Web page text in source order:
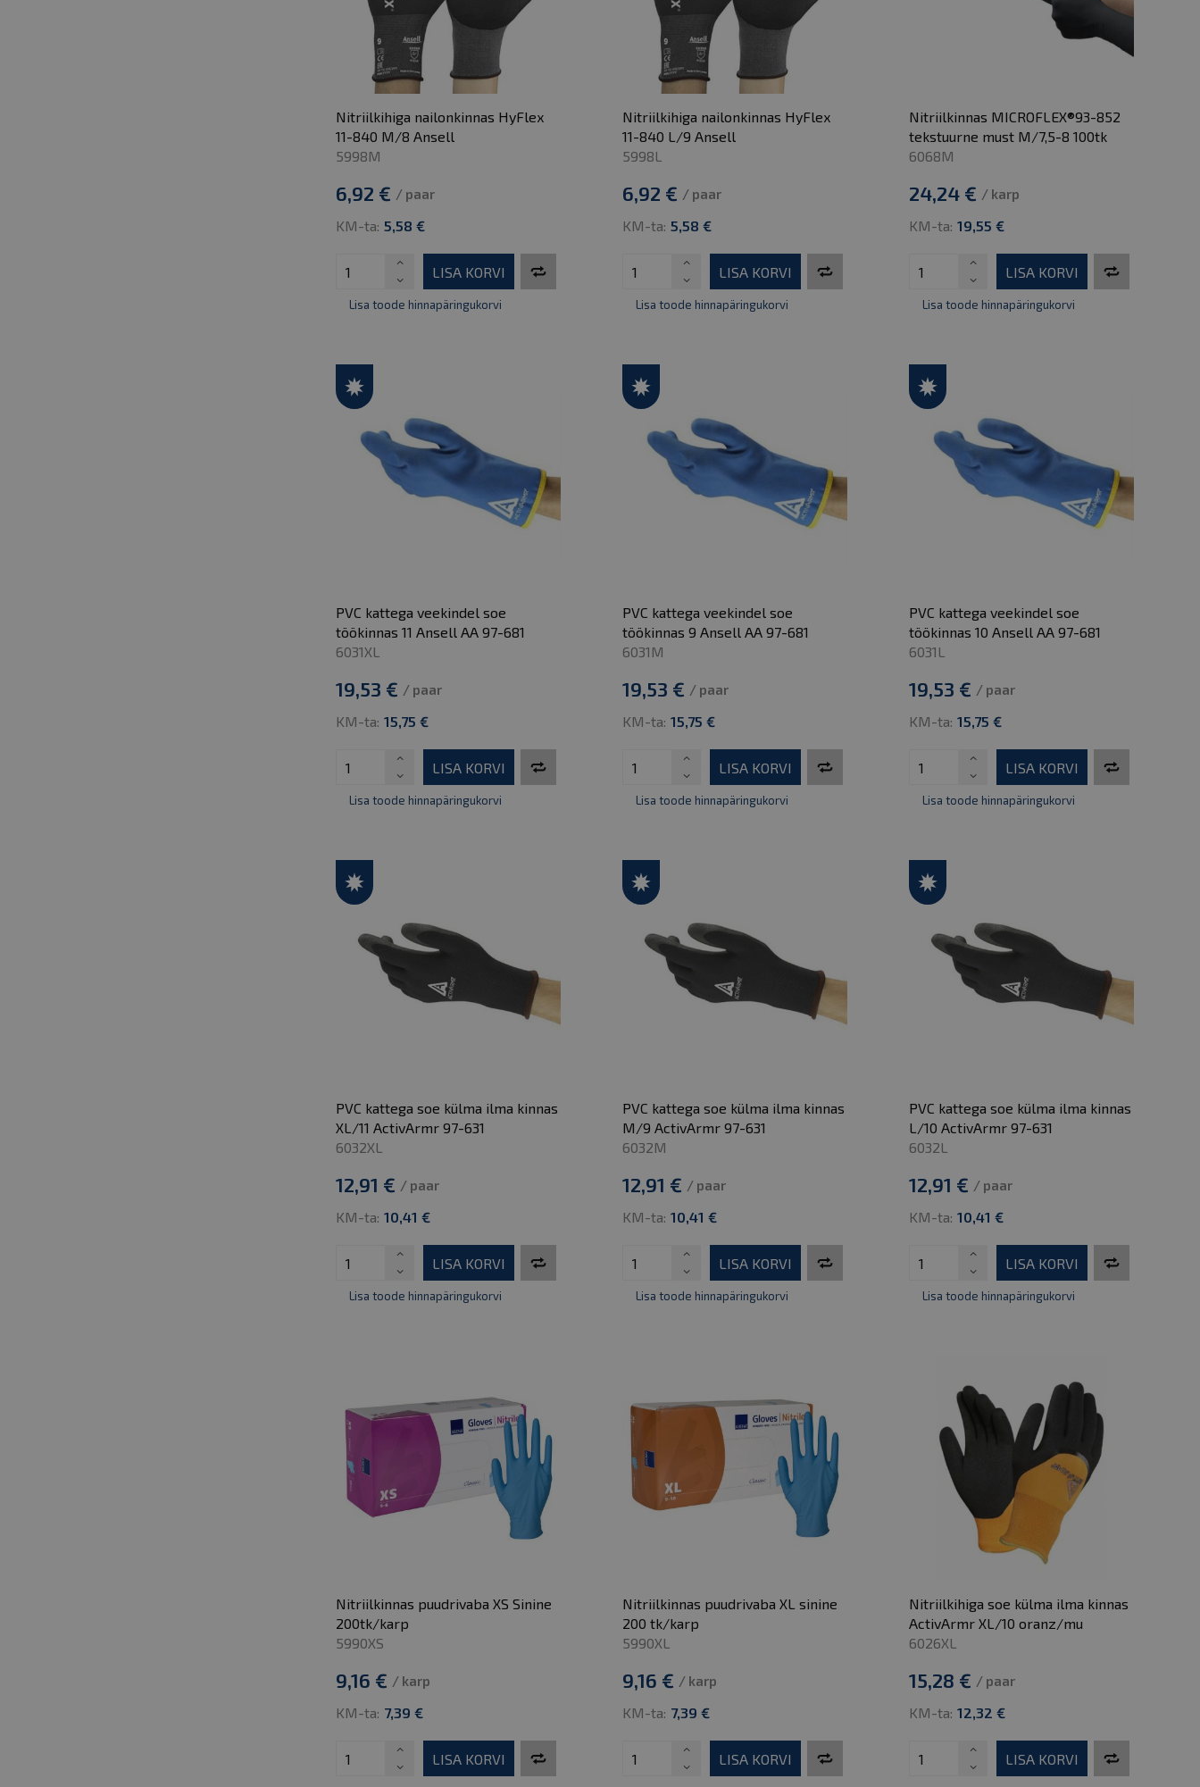
Nitriilkihiga nailonkinnas HyFlex
11-840 M/8 Ansell
5998M
6,92 € / paar
KM-ta: 5,58 €
LISA KORVI
Lisa toode hinnapäringukorvi
Nitriilkihiga nailonkinnas HyFlex
11-840 L/9 Ansell
5998L
6,92 € / paar
KM-ta: 5,58 €
LISA KORVI
Lisa toode hinnapäringukorvi
Nitriilkinnas MICROFLEX®93-852
tekstuurne must M/7,5-8 100tk
6068M
24,24 € / karp
KM-ta: 19,55 €
LISA KORVI
Lisa toode hinnapäringukorvi
PVC kattega veekindel soe
töökinnas 11 Ansell AA 97-681
6031XL
19,53 € / paar
KM-ta: 15,75 €
LISA KORVI
Lisa toode hinnapäringukorvi
PVC kattega veekindel soe
töökinnas 9 Ansell AA 97-681
6031M
19,53 € / paar
KM-ta: 15,75 €
LISA KORVI
Lisa toode hinnapäringukorvi
PVC kattega veekindel soe
töökinnas 10 Ansell AA 97-681
6031L
19,53 € / paar
KM-ta: 15,75 €
LISA KORVI
Lisa toode hinnapäringukorvi
PVC kattega soe külma ilma kinnas
XL/11 ActivArmr 97-631
6032XL
12,91 € / paar
KM-ta: 10,41 €
LISA KORVI
Lisa toode hinnapäringukorvi
PVC kattega soe külma ilma kinnas
M/9 ActivArmr 97-631
6032M
12,91 € / paar
KM-ta: 10,41 €
LISA KORVI
Lisa toode hinnapäringukorvi
PVC kattega soe külma ilma kinnas
L/10 ActivArmr 97-631
6032L
12,91 € / paar
KM-ta: 10,41 €
LISA KORVI
Lisa toode hinnapäringukorvi
Nitriilkinnas puudrivaba XS Sinine
200tk/karp
5990XS
9,16 € / karp
KM-ta: 7,39 €
LISA KORVI
Nitriilkinnas puudrivaba XL sinine
200 tk/karp
5990XL
9,16 € / karp
KM-ta: 7,39 €
LISA KORVI
Nitriilkihiga soe külma ilma kinnas
ActivArmr XL/10 oranz/mu
6026XL
15,28 € / paar
KM-ta: 12,32 €
LISA KORVI